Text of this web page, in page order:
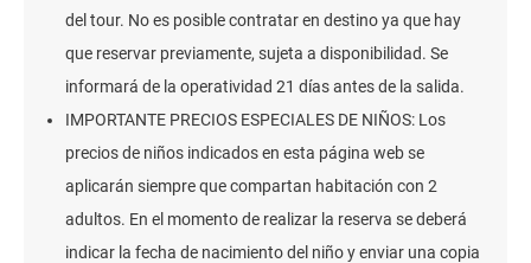
del tour. No es posible contratar en destino ya que hay
que reservar previamente, sujeta a disponibilidad. Se
informará de la operatividad 21 días antes de la salida.
IMPORTANTE PRECIOS ESPECIALES DE NIÑOS: Los
precios de niños indicados en esta página web se
aplicarán siempre que compartan habitación con 2
adultos. En el momento de realizar la reserva se deberá
indicar la fecha de nacimiento del niño y enviar una copia